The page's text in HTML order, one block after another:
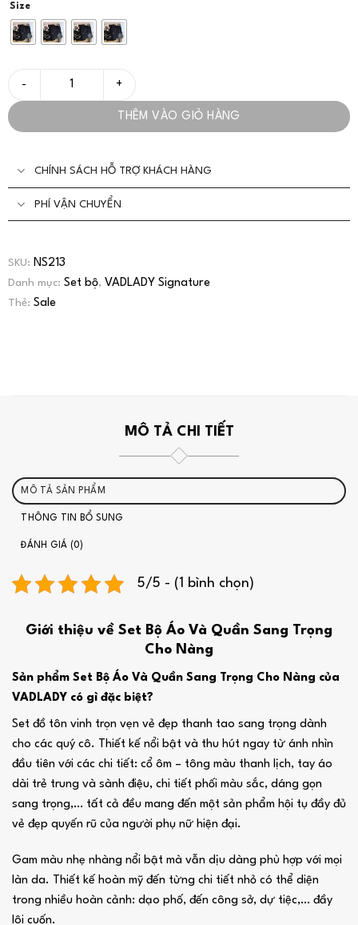
Size
Set Bộ Áo Và Quần Sang Trọng Cho Nàng - VADLADY số lượng
THÊM VÀO GIỎ HÀNG
CHÍNH SÁCH HỖ TRỢ KHÁCH HÀNG
PHÍ VẬN CHUYỂN
SKU: NS213
Danh mục: Set bộ, VADLADY Signature
Thẻ: Sale
MÔ TẢ CHI TIẾT
MÔ TẢ SẢN PHẨM
THÔNG TIN BỔ SUNG
ĐÁNH GIÁ (0)
5/5 - (1 bình chọn)
Giới thiệu về Set Bộ Áo Và Quần Sang Trọng
Cho Nàng
Sản phẩm Set Bộ Áo Và Quần Sang Trọng Cho Nàng của
VADLADY có gì đặc biệt?
Set đồ tôn vinh trọn vẹn vẻ đẹp thanh tao sang trọng dành
cho các quý cô. Thiết kế nổi bật và thu hút ngay từ ánh nhìn
đầu tiên với các chi tiết: cổ ôm – tông màu thanh lịch, tay áo
dài trẻ trung và sành điệu, chi tiết phối màu sắc, dáng gọn
sang trọng,… tất cả đều mang đến một sản phẩm hội tụ đầy đủ
vẻ đẹp quyến rũ của người phụ nữ hiện đại.
Gam màu nhẹ nhàng nổi bật mà vẫn dịu dàng phù hợp với mọi
làn da. Thiết kế hoàn mỹ đến từng chi tiết nhỏ có thể diện
trong nhiều hoàn cảnh: dạo phố, đến công sở, dự tiệc,… đầy
lôi cuốn.